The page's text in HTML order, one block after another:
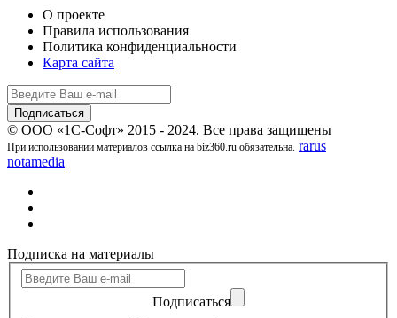
О проекте
Правила использования
Политика конфиденциальности
Карта сайта
© ООО «1С-Софт» 2015 - 2024. Все права защищены
При использовании материалов ссылка на biz360.ru обязательна. rarus
notamedia
Подписка на материалы
Подписаться